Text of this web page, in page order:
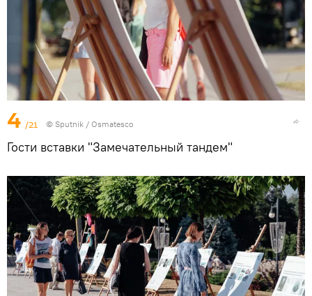
4 /21 © Sputnik / Osmatesco
Гости вставки "Замечательный тандем"